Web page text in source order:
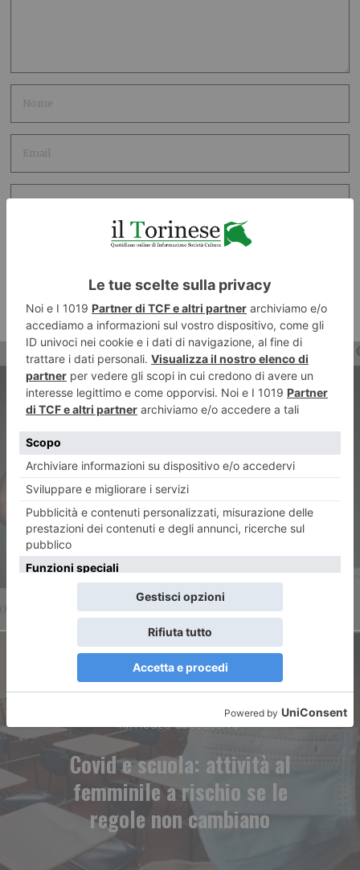
Avvocate glamour su
Instagram, il dibattito
continua
ARTICOLO SUCCESSIVO
Covid e scuola: attività al
femminile a rischio se le
regole non cambiano